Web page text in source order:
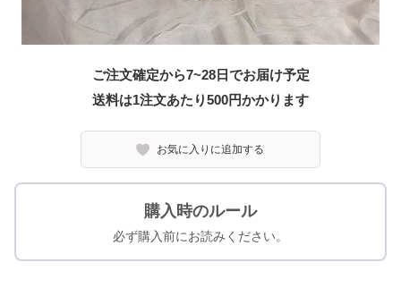
ご注文確定から7~28日でお届け予定
送料は1注文あたり500円かかります
お気に入りに追加する
購入時のルール
必ず購入前にお読みください。